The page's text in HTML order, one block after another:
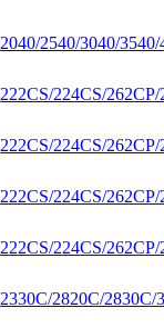
2040/2540/3040/3540/
222CS/224CS/
222CS/224CS/
222CS/224CS/
222CS/224CS/
2330C/2820C/2830C/